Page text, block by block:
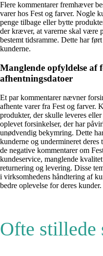
Flere kommentarer fremhæver
varer hos Fest og farver. Nogle
penge tilbage eller bytte
der kræver, at varerne skal være
bestemt tidsramme. Dette har
kunderne.
Manglende opfyldelse af
afhentningsdatoer
Et par kommentarer nævner
afhente varer fra Fest og farver.
produkter, der skulle leveres
oplevet forsinkelser, der har
unødvendig bekymring. Dette
kunderne og undermineret
de negative kommentarer om
kundeservice, manglende
returnering og levering. Disse
i virksomhedens håndtering af
bedre oplevelse for deres kunder.
Ofte stillede